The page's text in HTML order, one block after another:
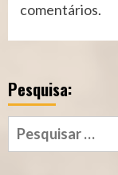
comentários.
Pesquisa:
Pesquisar
por: